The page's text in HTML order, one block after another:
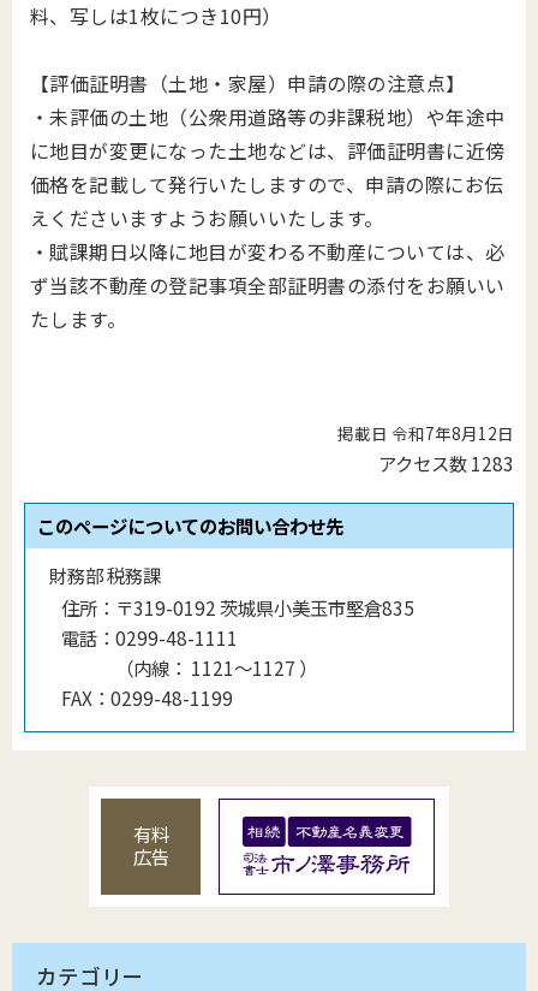
料、写しは1枚につき10円）
【評価証明書（土地・家屋）申請の際の注意点】
・未評価の土地（公衆用道路等の非課税地）や年途中
に地目が変更になった土地などは、評価証明書に近傍
価格を記載して発行いたしますので、申請の際にお伝
えくださいますようお願いいたします。
・賦課期日以降に地目が変わる不動産については、必
ず当該不動産の登記事項全部証明書の添付をお願いい
たします。
掲載日 令和7年8月12日
アクセス数1283
このページについてのお問い合わせ先
財務部 税務課
住所： 〒319-0192 茨城県小美玉市堅倉835
電話： 0299-48-1111
（内線 ： 1121〜1127 ）
FAX： 0299-48-1199
有料
広告
カテゴリー